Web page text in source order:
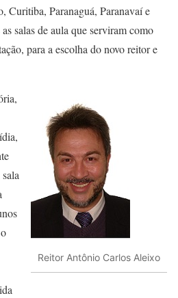
Curitiba, Paranaguá, Paranavaí e
salas de aula que serviram como
para a escolha do novo reitor e
Reitor Antônio Carlos Aleixo